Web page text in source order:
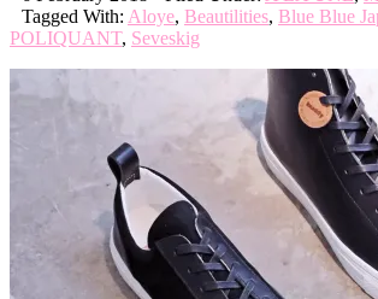
Tagged With: Aloye, Beautilities, Blue Blue
POLIQUANT, Seveskig